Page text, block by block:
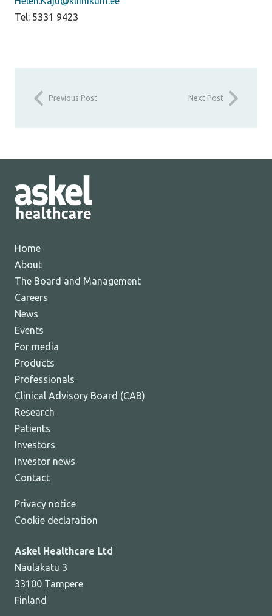
Tel: 5331 9423
Previous Post Next Post
Home
About
The Board and Management
Careers
News
Events
For media
Products
Professionals
Clinical Advisory Board (CAB)
Research
Patients
Investors
Investor news
Contact
Privacy notice
Cookie declaration
Askel Healthcare Ltd
Naulakatu 3
33100 Tampere
Finland